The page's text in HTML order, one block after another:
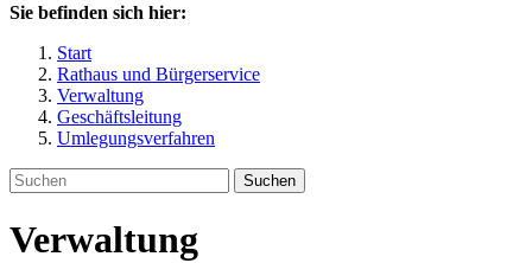
Sie befinden sich hier:
Start
Rathaus und Bürgerservice
Verwaltung
Geschäftsleitung
Umlegungsverfahren
Suchen
Verwaltung